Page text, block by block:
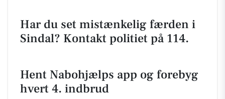
Har du set mistænkelig færden i
Sindal? Kontakt politiet på 114.
Hent Nabohjælps app og forebyg
hvert 4. indbrud